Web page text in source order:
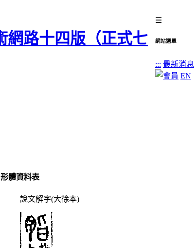
☰
網站選單
::: 最新消息
EN
形體資料表
說文解字(大徐本)